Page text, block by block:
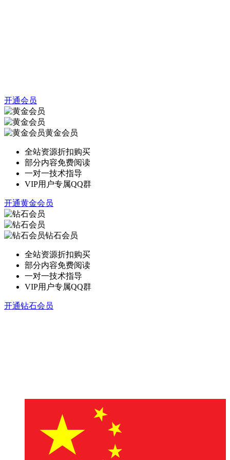
开通会员
黄金会员
全站资源折扣购买
部分内容免费阅读
一对一技术指导
VIP用户专属QQ群
开通黄金会员
钻石会员
全站资源折扣购买
部分内容免费阅读
一对一技术指导
VIP用户专属QQ群
开通钻石会员